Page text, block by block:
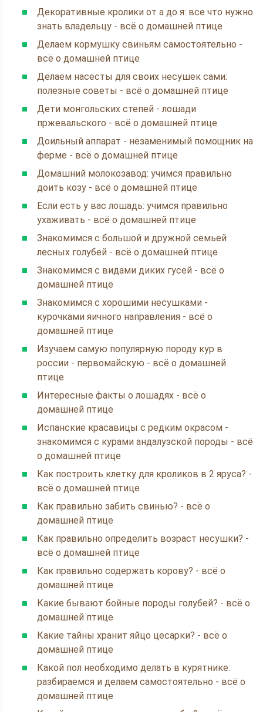
Декоративные кролики от а до я: все что нужно
знать владельцу - всё о домашней птице
Делаем кормушку свиньям самостоятельно -
всё о домашней птице
Делаем насесты для своих несушек сами:
полезные советы - всё о домашней птице
Дети монгольских степей - лошади
пржевальского - всё о домашней птице
Доильный аппарат - незаменимый помощник на
ферме - всё о домашней птице
Домашний молокозавод: учимся правильно
доить козу - всё о домашней птице
Если есть у вас лошадь: учимся правильно
ухаживать - всё о домашней птице
Знакомимся с большой и дружной семьей
лесных голубей - всё о домашней птице
Знакомимся с видами диких гусей - всё о
домашней птице
Знакомимся с хорошими несушками -
курочками яичного направления - всё о
домашней птице
Изучаем самую популярную породу кур в
россии - первомайскую - всё о домашней
птице
Интересные факты о лошадях - всё о
домашней птице
Испанские красавицы с редким окрасом -
знакомимcя с курами андалузской породы - всё
о домашней птице
Как построить клетку для кроликов в 2 яруса? -
всё о домашней птице
Как правильно забить свинью? - всё о
домашней птице
Как правильно определить возраст несушки? -
всё о домашней птице
Как правильно содержать корову? - всё о
домашней птице
Какие бывают бойные породы голубей? - всё о
домашней птице
Какие тайны хранит яйцо цесарки? - всё о
домашней птице
Какой пол необходимо делать в курятнике:
разбираемся и делаем самостоятельно - всё о
домашней птице